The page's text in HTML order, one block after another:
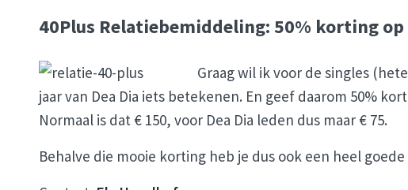
40Plus Relatiebemiddeling: 50% korting
Graag wil ik voor de singles
jaar van Dea Dia iets betekenen. En geef daarom 50%
Normaal is dat € 150, voor Dea Dia leden dus maar € 75.
Behalve die mooie korting heb je dus ook een heel